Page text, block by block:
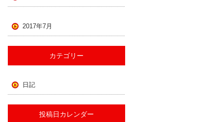
2017年7月
カテゴリー
日記
投稿日カレンダー